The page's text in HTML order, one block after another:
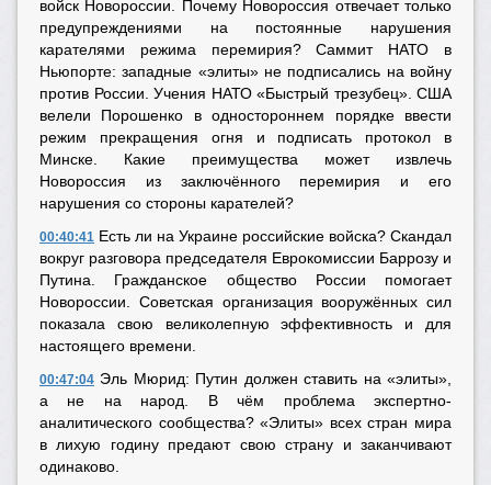
войск Новороссии. Почему Новороссия отвечает только
предупреждениями на постоянные нарушения
карателями режима перемирия? Саммит НАТО в
Ньюпорте: западные «элиты» не подписались на войну
против России. Учения НАТО «Быстрый трезубец». США
велели Порошенко в одностороннем порядке ввести
режим прекращения огня и подписать протокол в
Минске. Какие преимущества может извлечь
Новороссия из заключённого перемирия и его
нарушения со стороны карателей?
00:40:41 Есть ли на Украине российские войска? Скандал
вокруг разговора председателя Еврокомиссии Баррозу и
Путина. Гражданское общество России помогает
Новороссии. Советская организация вооружённых сил
показала свою великолепную эффективность и для
настоящего времени.
00:47:04 Эль Мюрид: Путин должен ставить на «элиты»,
а не на народ. В чём проблема экспертно-
аналитического сообщества? «Элиты» всех стран мира
в лихую годину предают свою страну и заканчивают
одинаково.